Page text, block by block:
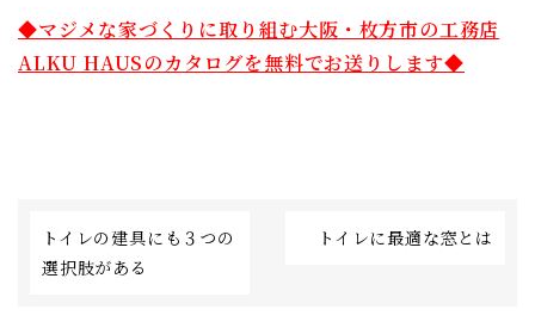
◆マジメな家づくりに取り組む大阪・枚方市の工務店
ALKU HAUSのカタログを無料でお送りします◆
トイレの建具にも３つの
選択肢がある
トイレに最適な窓とは